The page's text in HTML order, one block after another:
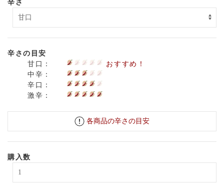
辛さ
辛さの目安
甘口：
おすすめ！
中辛：
辛口：
激辛：
各商品の辛さの目安
購入数